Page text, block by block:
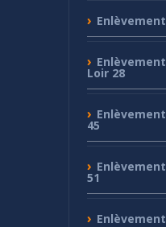
Enlèvement
Enlèvement
Loir 28
Enlèvement
45
Enlèvement
51
Enlèvement